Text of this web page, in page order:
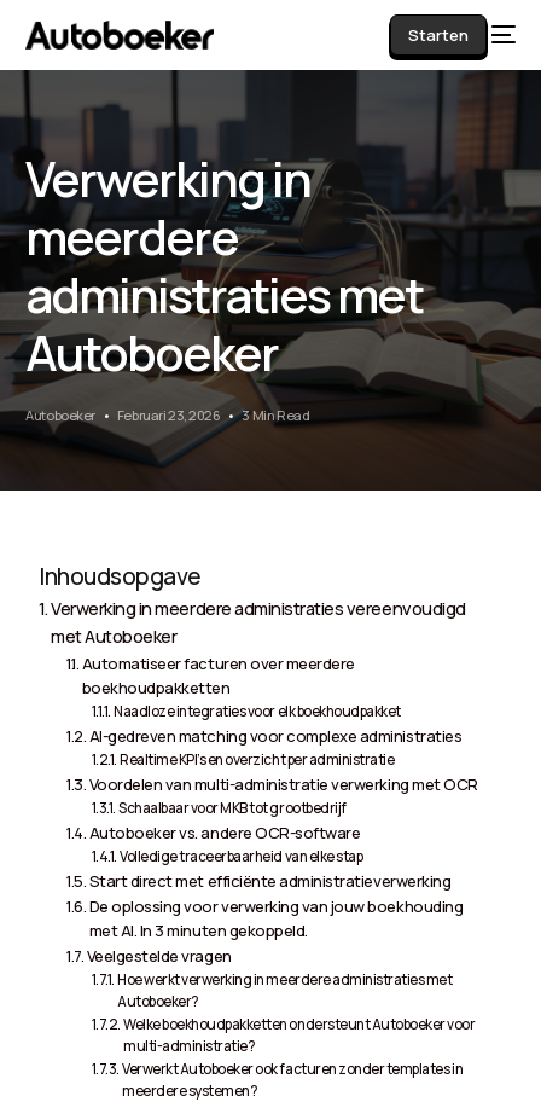
Starten
Verwerking in
meerdere
administraties met
Autoboeker
Autoboeker Februari 23, 2026 3 Min Read
Inhoudsopgave
Verwerking in meerdere administraties vereenvoudigd
met Autoboeker
Automatiseer facturen over meerdere
boekhoudpakketten
Naadloze integraties voor elk boekhoudpakket
AI-gedreven matching voor complexe administraties
Realtime KPI’s en overzicht per administratie
Voordelen van multi-administratie verwerking met OCR
Schaalbaar voor MKB tot grootbedrijf
Autoboeker vs. andere OCR-software
Volledige traceerbaarheid van elke stap
Start direct met efficiënte administratieverwerking
De oplossing voor verwerking van jouw boekhouding
met AI. In 3 minuten gekoppeld.
Veelgestelde vragen
Hoe werkt verwerking in meerdere administraties met
Autoboeker?
Welke boekhoudpakketten ondersteunt Autoboeker voor
multi-administratie?
Verwerkt Autoboeker ook facturen zonder templates in
meerdere systemen?
AI